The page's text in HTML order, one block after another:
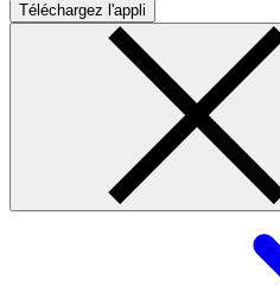
Téléchargez l'appli